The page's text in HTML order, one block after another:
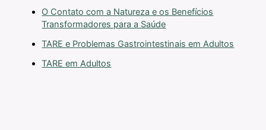
O Contato com a Natureza e os Benefícios
Transformadores para a Saúde
TARE e Problemas Gastrointestinais em Adultos
TARE em Adultos